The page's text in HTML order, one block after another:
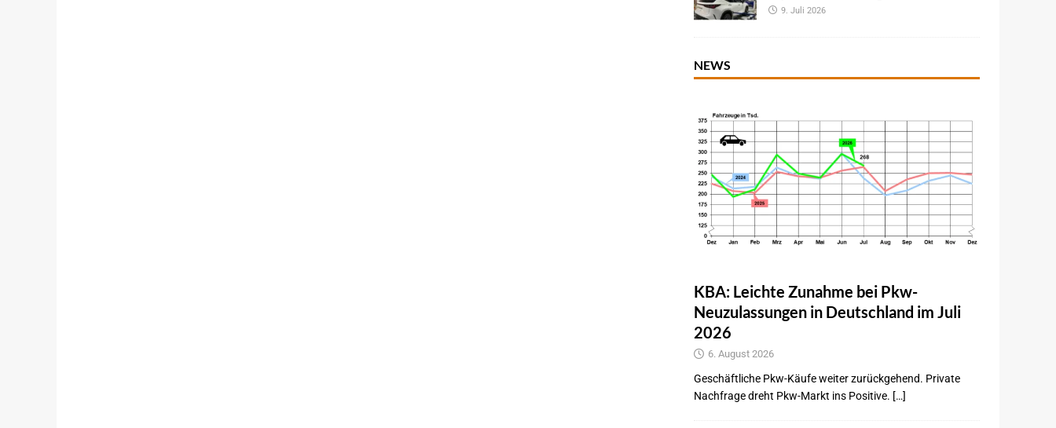
9. Juli 2026
NEWS
KBA: Leichte Zunahme bei Pkw-
Neuzulassungen in Deutschland im Juli
2026
6. August 2026
Geschäftliche Pkw-Käufe weiter zurückgehend. Private
Nachfrage dreht Pkw-Markt ins Positive. […]